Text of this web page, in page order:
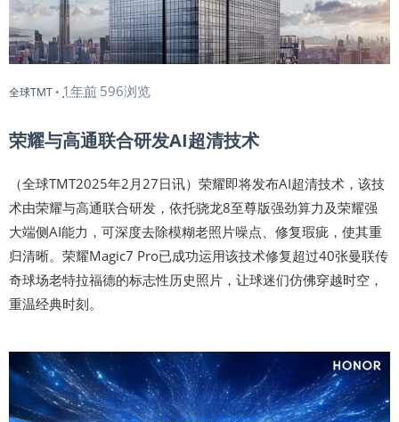
全球TMT • 1年前 596浏览
荣耀与高通联合研发AI超清技术
（全球TMT2025年2月27日讯）荣耀即将发布AI超清技术，该技
术由荣耀与高通联合研发，依托骁龙8至尊版强劲算力及荣耀强
大端侧AI能力，可深度去除模糊老照片噪点、修复瑕疵，使其重
归清晰。荣耀Magic7 Pro已成功运用该技术修复超过40张曼联传
奇球场老特拉福德的标志性历史照片，让球迷们仿佛穿越时空，
重温经典时刻。